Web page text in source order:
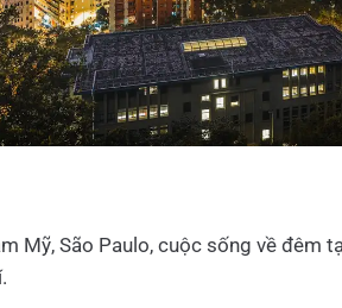
Mỹ, São Paulo, cuộc sống về đêm